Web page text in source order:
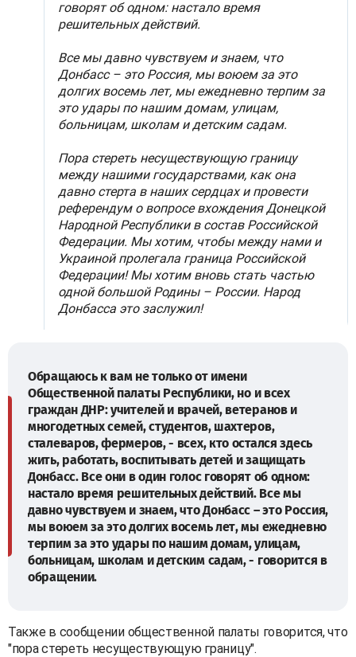
Обращаюсь к вам не только от имени
Общественной палаты Республики, но и всех
граждан ДНР: учителей и врачей, ветеранов и
многодетных семей, студентов, шахтеров,
сталеваров, фермеров, - всех, кто остался здесь
жить, работать, воспитывать детей и защищать
Донбасс. Все они в один голос говорят об одном:
настало время решительных действий. Все мы
давно чувствуем и знаем, что Донбасс – это Россия,
мы воюем за это долгих восемь лет, мы ежедневно
терпим за это удары по нашим домам, улицам,
больницам, школам и детским садам, - говорится в
обращении.
Также в сообщении общественной палаты говорится, что
"пора стереть несуществующую границу".